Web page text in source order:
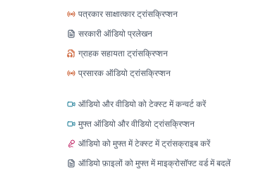
पत्रकार साक्षात्कार ट्रांसक्रिप्शन
सरकारी ऑडियो प्रलेखन
ग्राहक सहायता ट्रांसक्रिप्शन
प्रसारक ऑडियो ट्रांसक्रिप्शन
ऑडियो और वीडियो को टेक्स्ट में कन्वर्ट करें
मुफ्त ऑडियो और वीडियो ट्रांसक्रिप्शन
ऑडियो को मुफ्त में टेक्स्ट में ट्रांसक्राइब करें
ऑडियो फ़ाइलों को मुफ्त में माइक्रोसॉफ्ट वर्ड में बदलें